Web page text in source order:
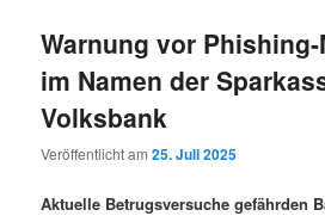
Warnung vor
im Namen der
Volksbank
Veröffentlicht am25. Juli 2025
Aktuelle Betrugsversuche gefährden